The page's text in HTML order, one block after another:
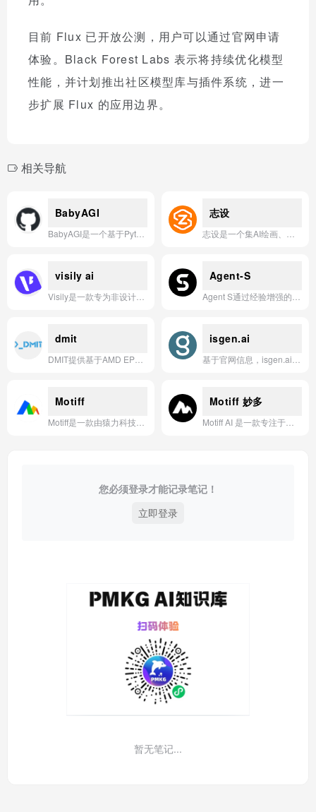
目前 Flux 已开放公测，用户可以通过官网申请
体验。Black Forest Labs 表示将持续优化模型
性能，并计划推出社区模型库与插件系统，进一
步扩展 Flux 的应用边界。
相关导航
BabyAGI 志设
visily ai Agent-S
dmit isgen.ai
Motiff Motiff 妙多
您必须登录才能记录笔记！
立即登录
暂无笔记...